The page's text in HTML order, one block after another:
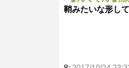
鞘みたいな形し